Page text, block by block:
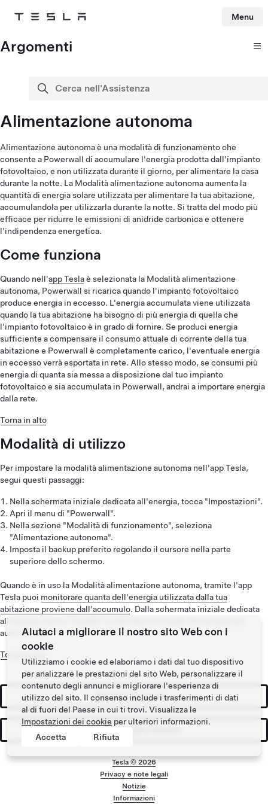
Tesla Menu
Argomenti
Cerca nell'Assistenza
cerca
Alimentazione autonoma
Alimentazione autonoma è una modalità di funzionamento che
consente a Powerwall di accumulare l'energia prodotta dall'impianto
fotovoltaico, e non utilizzata durante il giorno, per alimentare la casa
durante la notte. La Modalità alimentazione autonoma aumenta la
quantità di energia solare utilizzata per alimentare la tua abitazione,
accumulandola per utilizzarla durante la notte. Si tratta del modo più
efficace per ridurre le emissioni di anidride carbonica e ottenere
l'indipendenza energetica.
Come funziona
Quando nell'app Teslaè selezionata la Modalità alimentazione
autonoma, Powerwall si ricarica quando l'impianto fotovoltaico
produce energia in eccesso. L'energia accumulata viene utilizzata
quando la tua abitazione ha bisogno di più energia di quella che
l'impianto fotovoltaico è in grado di fornire. Se produci energia
sufficiente a compensare il consumo attuale di corrente della tua
abitazione e Powerwall è completamente carico, l'eventuale energia
in eccesso verrà esportata in rete. Allo stesso modo, se consumi più
energia di quanta sia messa a disposizione dal tuo impianto
fotovoltaico e sia accumulata in Powerwall, andrai a importare energia
dalla rete.
Torna in alto
Modalità di utilizzo
Per impostare la modalità alimentazione autonoma nell'app Tesla,
segui questi passaggi:
Nella schermata iniziale dedicata all'energia, tocca "Impostazioni".
Apri il menu di "Powerwall".
Nella sezione "Modalità di funzionamento", seleziona
"Alimentazione autonoma".
Imposta il backup preferito regolando il cursore nella parte
superiore dello schermo.
Quando è in uso la Modalità alimentazione autonoma, tramite l'app
Tesla puoi monitorare quanta dell'energia utilizzata dalla tua
abitazione proviene dall'accumulo. Dalla schermata iniziale dedicata
all'energia, tocca "Impatto" e individua la scheda "Alimentazione
autonoma".
Torna in alto
Richiedi Preventivo
Menu a piè di
Tesla ©2026
Privacy e note legali
Notizie
Informazioni
Aiutaci a migliorare il nostro sito Web con i
cookie
Utilizziamo i cookie ed elaboriamo i dati dal tuo dispositivo
per analizzare le prestazioni del sito Web, personalizzare il
contenuto degli annunci e migliorare l'esperienza di
utilizzo del sito. Il consenso include i trasferimenti di dati
al di fuori del Paese in cui ti trovi. Visualizza le
Impostazioni dei cookie per ulteriori informazioni.
Accetta
Rifiuta